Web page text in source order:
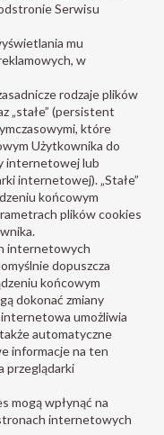
Serwisu
mu
w
rodzaje plików
„stałe” (persistent
które
Użytkownika do
internetowej lub
internetowej). „Stałe”
końcowym
plików cookies
internetowych
dopuszcza
końcowym
dokonać zmiany
umożliwia
automatyczne
informacje na ten
przeglądarki
mogą wpłynąć na
internetowych